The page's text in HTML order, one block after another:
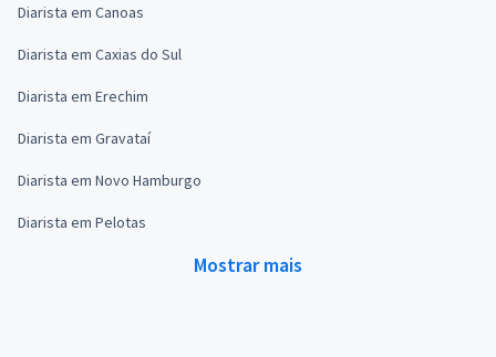
Diarista em Canoas
Diarista em Caxias do Sul
Diarista em Erechim
Diarista em Gravataí
Diarista em Novo Hamburgo
Diarista em Pelotas
Mostrar mais